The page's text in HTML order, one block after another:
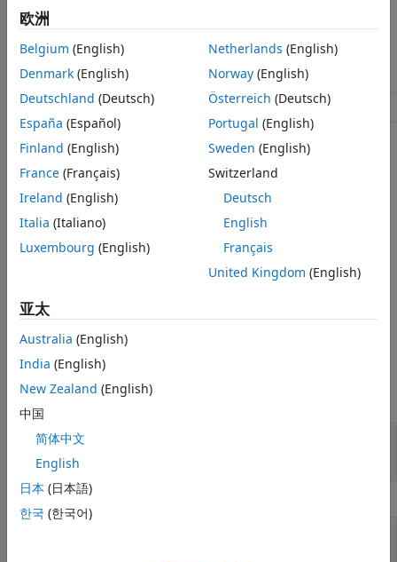
示例
扩展功能
版本历史记录
另请参阅参数 支持
均值 μ>
创建对象
ExponentialDistribution
使用makedist 创建具有指定参数值的分布。
fitdist 对数据进行分布拟合。
属性
全部展开
分布参数
mu—
正标量值
分布特性
欧洲
Belgium (English)
Denmark (English)
Deutschland (Deutsch)
España (Español)
Finland (English)
France (Français)
Ireland (English)
Italia (Italiano)
Luxembourg (English)
Netherlands (English)
Norway(English)
Österreich (Deutsch)
Portugal (English)
Sweden (English)
Switzerland
Deutsch
English
Français
United Kingdom (English)
亚太
Australia (English)
India (English)
New Zealand (English)
中国
简体中文
English
日本 (日本語)
한국 (한국어)